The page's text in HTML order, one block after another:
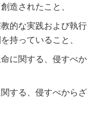
造されたこと、
的な実践および執行
持っていること、
に関する、侵すべか
する、侵すべからざ